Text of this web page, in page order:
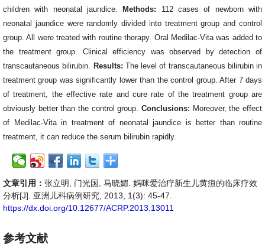
children with neonatal jaundice.
Methods: 112 cases of newborn with
neonatal jaundice were randomly divided into treatment group and control
group. All were treated with routine therapy. Oral Medilac-Vita was added to
the treatment group. Clinical efficiency was observed by detection of
transcautaneous bilirubin. Results: The level of transcautaneous bilirubin in
treatment group was significantly lower than the control group. After 7 days
of treatment, the effective rate and cure rate of the treatment group are
obviously better than the control group. Conclusions: Moreover, the effect
of Medilac-Vita in treatment of neonatal jaundice is better than routine
treatment, it can reduce the serum bilirubin rapidly.
文章引用： 张立明, 门光国, 马晓媚. 妈咪爱治疗新生儿黄疸的临床疗效
分析[J]. 亚洲儿科病例研究, 2013, 1(3): 45-47.
https://dx.doi.org/10.12677/ACRP.2013.13011
参考文献